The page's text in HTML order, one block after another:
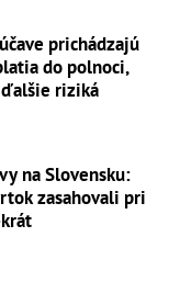
prichádzajú
do polnoci,
riziká
na Slovensku:
zasahovali pri